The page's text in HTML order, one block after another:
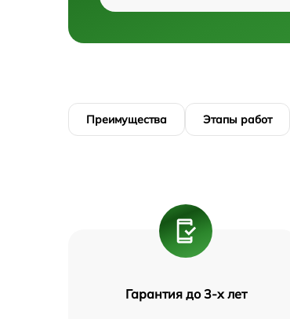
Преимущества Этапы работ
Гарантия до 3-х лет